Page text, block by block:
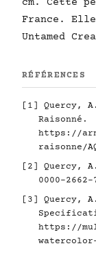
cm. Cette
France.
Untamed
RÉFÉRENCES
[1] Quercy,
Raisonné.
https://
raisonne/
[2] Quercy,
0000-2662-
[3] Quercy,
https://